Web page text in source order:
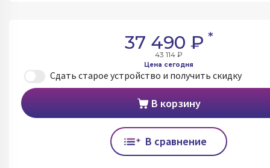
37 490 ₽ *
43 114 ₽
Цена сегодня
Сдать старое устройство и получить скидку
В корзину
В сравнение